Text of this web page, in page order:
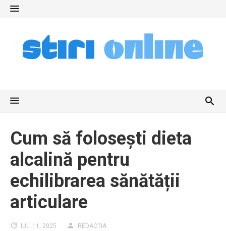
Skip
Cum să folosești dieta
alcalină pentru
echilibrarea sănătății
articulare
IUL. 11, 2025 REDACȚIA